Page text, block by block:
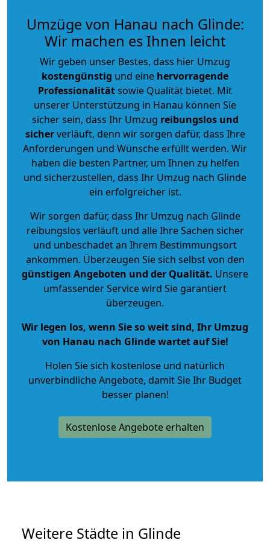
Umzüge von Hanau nach Glinde:
Wir machen es Ihnen leicht
Wir geben unser Bestes, dass hier Umzug
kostengünstig und eine hervorragende
Professionalitätsowie Qualität bietet. Mit
unserer Unterstützung in Hanau können Sie
sicher sein, dass Ihr Umzug reibungslos und
sicherverläuft, denn wir sorgen dafür, dass Ihre
Anforderungen und Wünsche erfüllt werden. Wir
haben die besten Partner, um Ihnen zu helfen
und sicherzustellen, dass Ihr Umzug nach Glinde
ein erfolgreicher ist.
Wir sorgen dafür, dass Ihr Umzug nach Glinde
reibungslos verläuft und alle Ihre Sachen sicher
und unbeschadet an Ihrem Bestimmungsort
ankommen. Überzeugen Sie sich selbst von den
günstigen Angeboten und der Qualität. Unsere
umfassender Service wird Sie garantiert
überzeugen.
Wir legen los, wenn Sie so weit sind, Ihr Umzug
von Hanau nach Glinde wartet auf Sie!
Holen Sie sich kostenlose und natürlich
unverbindliche Angebote, damit Sie Ihr Budget
besser planen!
Kostenlose Angebote erhalten
Weitere Städte in Glinde